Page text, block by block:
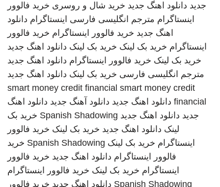
جدید دانلود اهنگ جدید خرید شال و روسری خرید فالوور
اینستاگرام مترجم انگلیسی فارسی اینستاگرام دانلود
اهنگ جدید خرید فالوور اینستاگرام خرید فالوور
اینستاگرام خرید بک لینک خرید بک لینک دانلود اهنگ جدید
خرید بک لینک خرید فالوور اینستاگرام دانلود اهنگ جدید
مترجم انگلیسی فارسی خرید بک لینک دانلود اهنگ جدید
smart money credit financial smart money credit
financial دانلود اهنگ جدید دانلود آهنگ جدید دانلود اهنگ
جدید دانلود اهنگ جدید Spanish Shadowing خرید بک
لینک دانلود اهنگ جدید خرید بک لینک خرید فالوور
اینستاگرام خرید بک لینک Spanish Shadowing خرید
فالوور اینستاگرام دانلود اهنگ جدید خرید فالوور
اینستاگرام خرید بک لینک خرید فالوور اینستاگرام
Spanish Shadowing دانلود اهنگ جدید خرید فالوور